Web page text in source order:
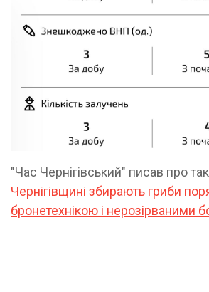
"Час Чернігівський" писав про
Чернігівщині збирають гриби
бронетехнікою і нерозірваними